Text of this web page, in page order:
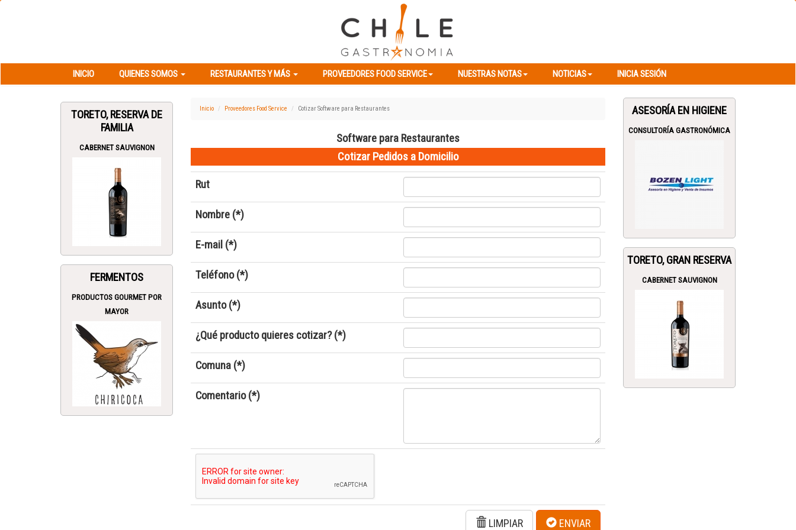
INICIO QUIENES SOMOS RESTAURANTES Y MÁS PROVEEDORES FOOD SERVICE NUESTRAS NOTAS NOTICIAS INICIA SESIÓN
PROVEEDORES FOOD SERVICE
TORETO, RESERVA DE
FAMILIA
CABERNET SAUVIGNON
FERMENTOS
PRODUCTOS GOURMET POR
MAYOR
Inicio Proveedores Food Service Cotizar Software para Restaurantes
Software para Restaurantes
Cotizar Pedidos a Domicilio
Rut
Nombre (*)
E-mail (*)
Teléfono (*)
Asunto (*)
¿Qué producto quieres cotizar? (*)
Comuna (*)
Comentario (*)
ENVIAR
LIMPIAR
ASESORÍA EN HIGIENE
CONSULTORÍA GASTRONÓMICA
TORETO, GRAN RESERVA
CABERNET SAUVIGNON